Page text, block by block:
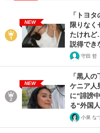
NEW
「トヨ
限りなく
たけれど
説得でき
守田 哲
NEW
「黒人
ケニア人
に“誹謗
る“外国
小泉 な